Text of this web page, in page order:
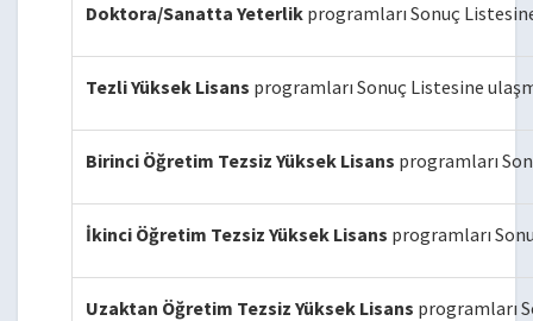
Doktora/Sanatta Yeterlik programları Sonuç
Tezli Yüksek Lisans programları Sonuç Listesine
Birinci Öğretim Tezsiz Yüksek Lisans programları
İkinci Öğretim Tezsiz Yüksek Lisans programları
Uzaktan Öğretim Tezsiz Yüksek Lisans programları